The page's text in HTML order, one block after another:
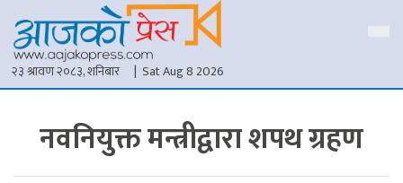
२३ श्रावण २०८३, शनिबार | Sat Aug 8 2026
नवनियुक्त मन्त्रीद्वारा शपथ ग्रहण